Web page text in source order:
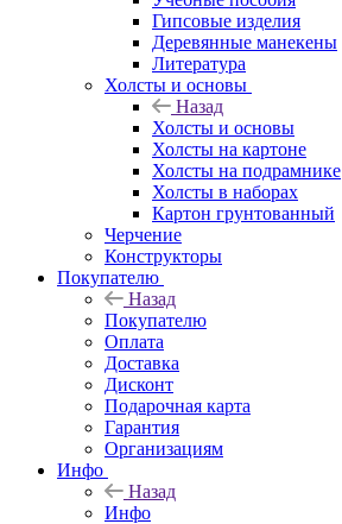
Гипсовые изделия
Деревянные манекены
Литература
Холсты и основы
Назад
Холсты и основы
Холсты на картоне
Холсты на подрамнике
Холсты в наборах
Картон грунтованный
Черчение
Конструкторы
Покупателю
Назад
Покупателю
Оплата
Доставка
Дисконт
Подарочная карта
Гарантия
Организациям
Инфо
Назад
Инфо